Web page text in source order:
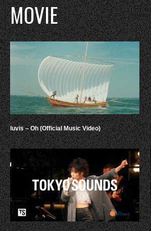
MOVIE
luvis – Oh (Official Music Video)